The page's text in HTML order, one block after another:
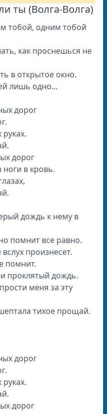
ты (Волга-Волга)
тобой, одним тобой
как проснешься не
в открытое окно.
лишь одно...
дорог
дорог
в кровь.
дождь к нему в
помнит все равно.
произнесет.
помнит.
проклятый дождь.
меня за эту
тихое прощай.
дорог
дорог